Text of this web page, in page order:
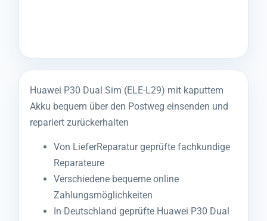
Huawei P30 Dual Sim (ELE-L29) mit kaputtem
Akku bequem über den Postweg einsenden und
repariert zurückerhalten
Von LieferReparatur geprüfte fachkundige
Reparateure
Verschiedene bequeme online
Zahlungsmöglichkeiten
In Deutschland geprüfte Huawei P30 Dual